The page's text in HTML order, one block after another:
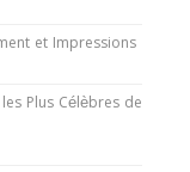
et Impressions
Plus Célèbres de